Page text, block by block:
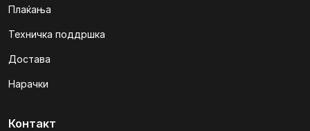
Плаќања
Техничка поддршка
Достава
Нарачки
Контакт